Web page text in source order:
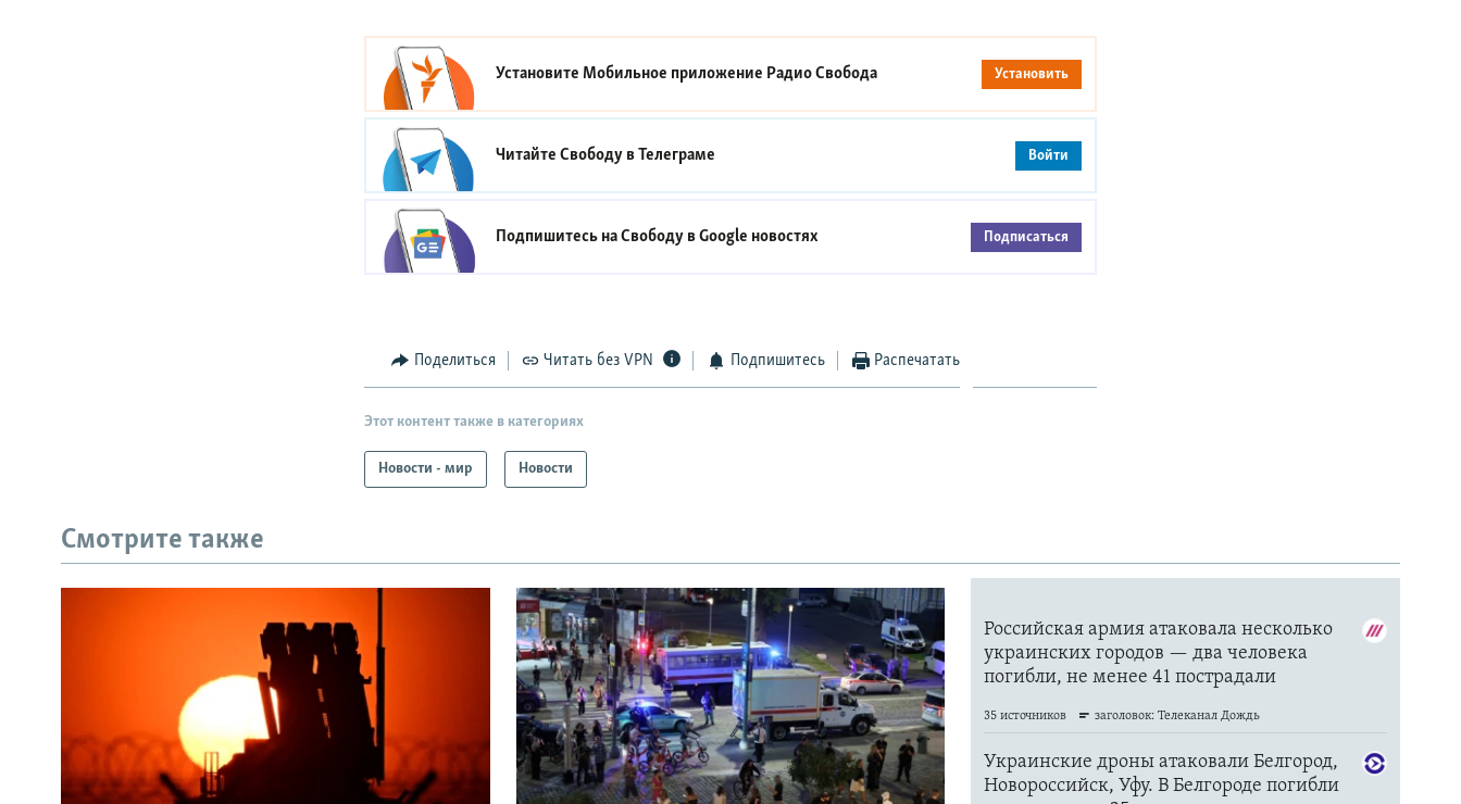
Установите Мобильное приложение Радио Свобода Установить
Читайте Свободу вТелеграме Войти
Подпишитесь на Свободу вGoogle новостях Подписаться
Поделиться Читать без VPN Подпишитесь Распечатать
Этот контент также в категориях
Новости - мир Новости
Смотрите также